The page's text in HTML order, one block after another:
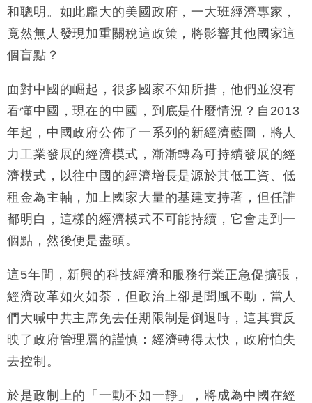
和聰明。如此龐大的美國政府，一大班經濟專家，
竟然無人發現加重關稅這政策，將影響其他國家這
個盲點？
面對中國的崛起，很多國家不知所措，他們並沒有
看懂中國，現在的中國，到底是什麼情況？自2013
年起，中國政府公佈了一系列的新經濟藍圖，將人
力工業發展的經濟模式，漸漸轉為可持續發展的經
濟模式，以往中國的經濟增長是源於其低工資、低
租金為主軸，加上國家大量的基建支持著，但任誰
都明白，這樣的經濟模式不可能持續，它會走到一
個點，然後便是盡頭。
這5年間，新興的科技經濟和服務行業正急促擴張，
經濟改革如火如荼，但政治上卻是聞風不動，當人
們大喊中共主席免去任期限制是倒退時，這其實反
映了政府管理層的謹慎：經濟轉得太快，政府怕失
去控制。
於是政制上的「一動不如一靜」，將成為中國在經